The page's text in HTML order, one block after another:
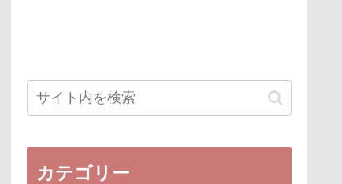
カテゴリー